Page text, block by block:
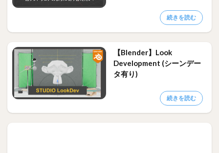
続きを読む
【Blender】Look
Development (シーンデー
タ有り)
続きを読む